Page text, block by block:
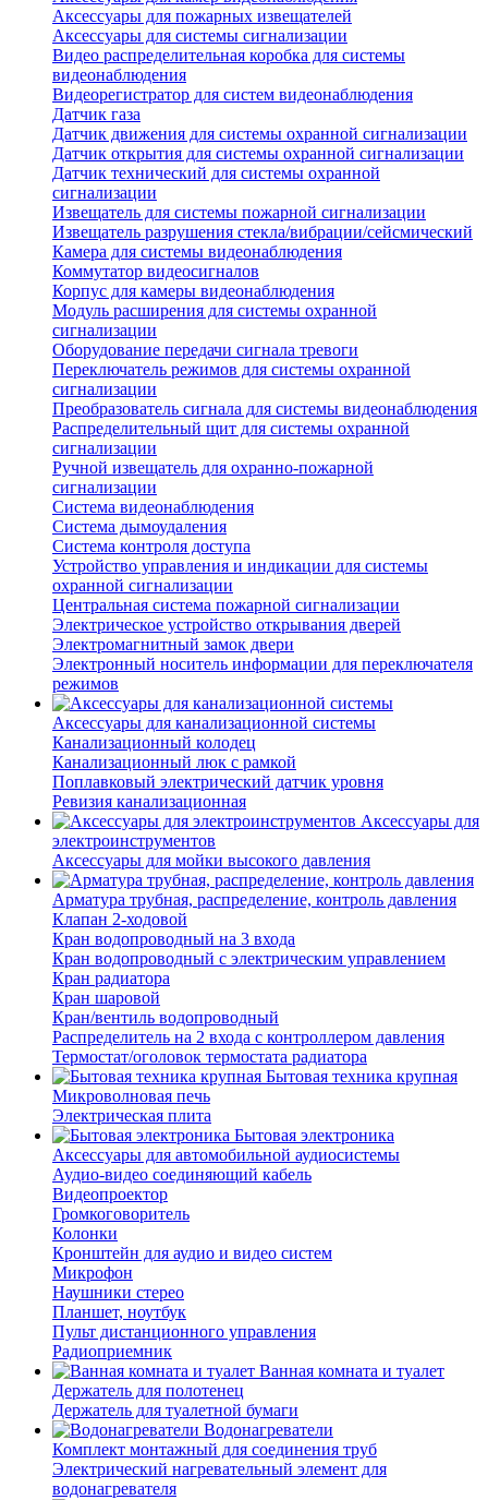
Аксессуары для пожарных извещателей
Аксессуары для системы сигнализации
Видео распределительная коробка для системы
видеонаблюдения
Видеорегистратор для систем видеонаблюдения
Датчик газа
Датчик движения для системы охранной сигнализации
Датчик открытия для системы охранной сигнализации
Датчик технический для системы охранной
сигнализации
Извещатель для системы пожарной сигнализации
Извещатель разрушения стекла/вибрации/сейсмический
Камера для системы видеонаблюдения
Коммутатор видеосигналов
Корпус для камеры видеонаблюдения
Модуль расширения для системы охранной
сигнализации
Оборудование передачи сигнала тревоги
Переключатель режимов для системы охранной
сигнализации
Преобразователь сигнала для системы видеонаблюдения
Распределительный щит для системы охранной
сигнализации
Ручной извещатель для охранно-пожарной
сигнализации
Система видеонаблюдения
Система дымоудаления
Система контроля доступа
Устройство управления и индикации для системы
охранной сигнализации
Центральная система пожарной сигнализации
Электрическое устройство открывания дверей
Электромагнитный замок двери
Электронный носитель информации для переключателя
режимов
Аксессуары для канализационной системы
Канализационный колодец
Канализационный люк с рамкой
Поплавковый электрический датчик уровня
Ревизия канализационная
Аксессуары для
электроинструментов
Аксессуары для мойки высокого давления
Арматура трубная, распределение, контроль давления
Клапан 2-ходовой
Кран водопроводный на 3 входа
Кран водопроводный с электрическим управлением
Кран радиатора
Кран шаровой
Кран/вентиль водопроводный
Распределитель на 2 входа с контроллером давления
Термостат/оголовок термостата радиатора
Бытовая техника крупная
Микроволновая печь
Электрическая плита
Бытовая электроника
Аксессуары для автомобильной аудиосистемы
Аудио-видео соединяющий кабель
Видеопроектор
Громкоговоритель
Колонки
Кронштейн для аудио и видео систем
Микрофон
Наушники стерео
Планшет, ноутбук
Пульт дистанционного управления
Радиоприемник
Ванная комната и туалет
Держатель для полотенец
Держатель для туалетной бумаги
Водонагреватели
Комплект монтажный для соединения труб
Электрический нагревательный элемент для
водонагревателя